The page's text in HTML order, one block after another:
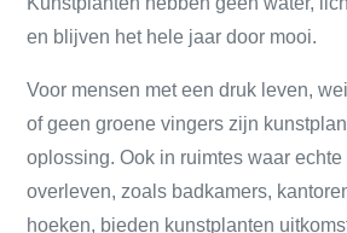
en blijven het hele jaar door mooi.
Voor mensen met een druk leven,
of geen groene vingers zijn
oplossing. Ook in ruimtes waar
overleven, zoals badkamers,
hoeken, bieden kunstplanten